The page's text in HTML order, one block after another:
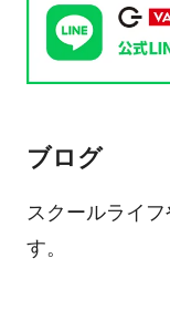
ブログ
スクールライ
す。